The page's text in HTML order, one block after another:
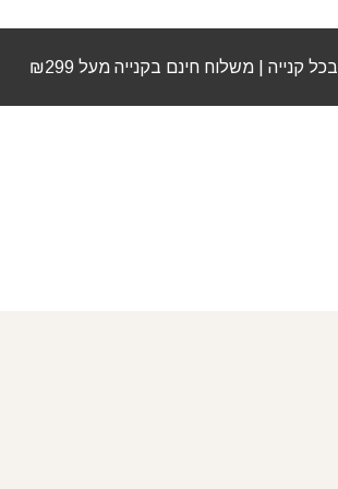
קנייה | משלוח חינם בקנייה מעל ₪299